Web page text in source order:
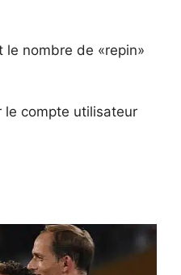
le nombre de «repin»
le compte utilisateur